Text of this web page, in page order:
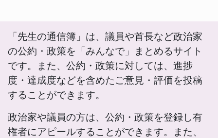
「先生の通信簿」は、議員や首長など政治家
の公約・政策を「みんなで」まとめるサイト
です。また、公約・政策に対しては、進捗
度・達成度などを含めたご意見・評価を投稿
することができます。
政治家や議員の方は、公約・政策を登録し有
権者にアピールすることができます。また、